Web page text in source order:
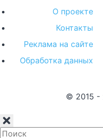
О проекте
Контакты
Реклама на сайте
Обработка данных
© 2015 -